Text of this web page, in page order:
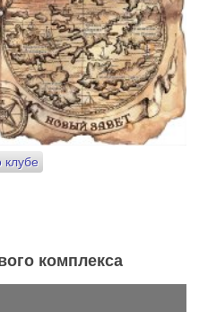
клубе
комплекса